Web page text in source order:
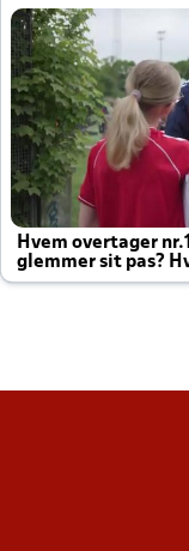
Hvem overtager
glemmer sit pas?
altid til efter